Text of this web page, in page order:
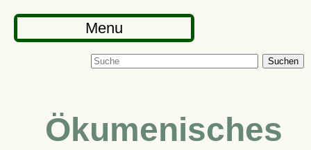
Menu
Suchen
Ökumenisches